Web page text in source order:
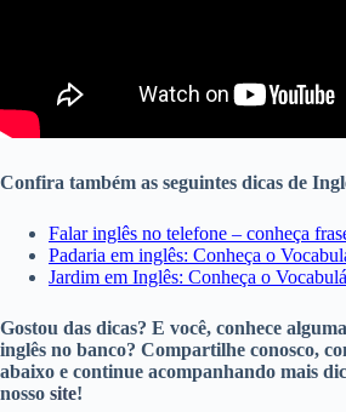
Confira também as seguintes dicas de
Falar inglês no telefone – conheça
Padaria em inglês: Conheça o
Jardim em Inglês: Conheça o
Gostou das dicas? E você, conhece
inglês no banco? Compartilhe conosco,
abaixo e continue acompanhando mais
nosso site!